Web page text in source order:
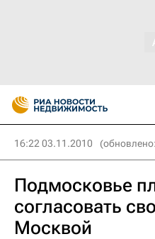
16:22 03.11.2010
Подмосковье
согласовать
Москвой